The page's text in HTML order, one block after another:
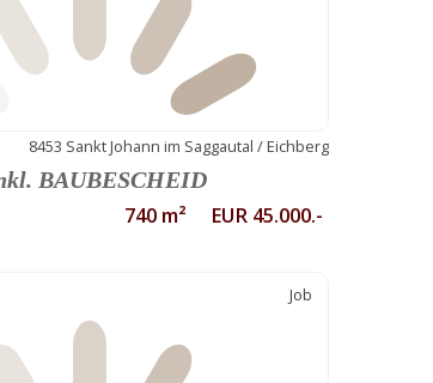
8453 Sankt Johann im Saggautal / Eichberg
BAUBESCHEID
740 m² EUR 45.000.-
Job